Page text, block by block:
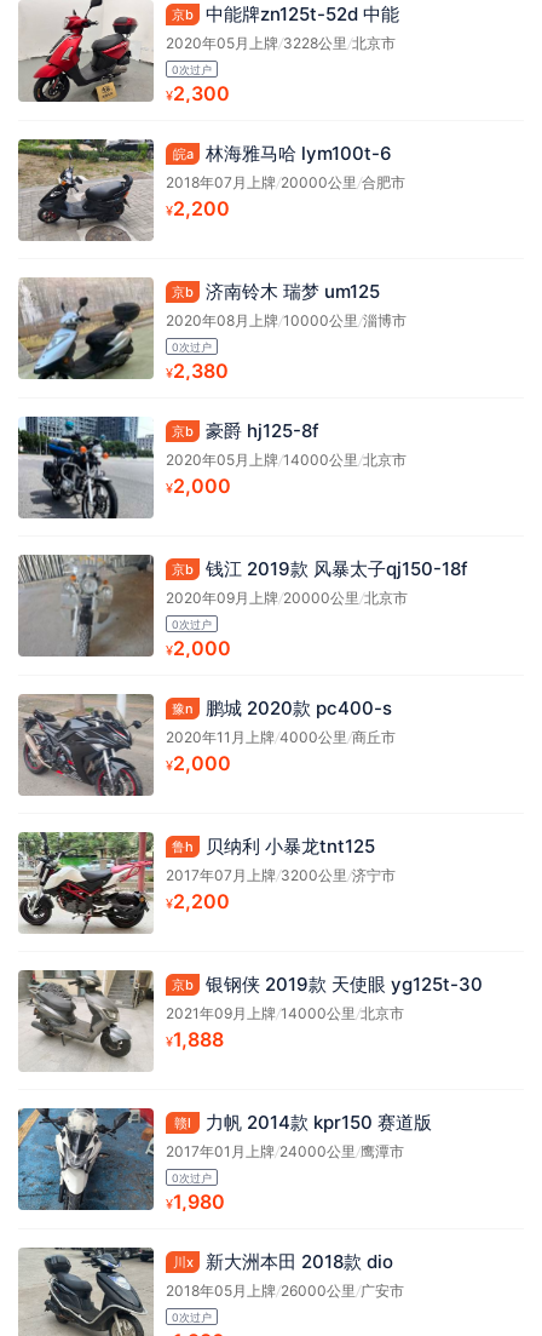
京b 中能牌zn125t-52d 中能
2020年05月上牌/3228公里/北京市
0次过户
¥2,300
皖a 林海雅马哈 lym100t-6
2018年07月上牌/20000公里/合肥市
¥2,200
京b 济南铃木 瑞梦 um125
2020年08月上牌/10000公里/淄博市
0次过户
¥2,380
京b 豪爵 hj125-8f
2020年05月上牌/14000公里/北京市
¥2,000
京b 钱江 2019款 风暴太子qj150-18f
2020年09月上牌/20000公里/北京市
0次过户
¥2,000
豫n 鹏城 2020款 pc400-s
2020年11月上牌/4000公里/商丘市
¥2,000
鲁h 贝纳利 小暴龙tnt125
2017年07月上牌/3200公里/济宁市
¥2,200
京b 银钢侠 2019款 天使眼 yg125t-30
2021年09月上牌/14000公里/北京市
¥1,888
赣l 力帆 2014款 kpr150 赛道版
2017年01月上牌/24000公里/鹰潭市
0次过户
¥1,980
川x 新大洲本田 2018款 dio
2018年05月上牌/26000公里 /广安市
0次过户